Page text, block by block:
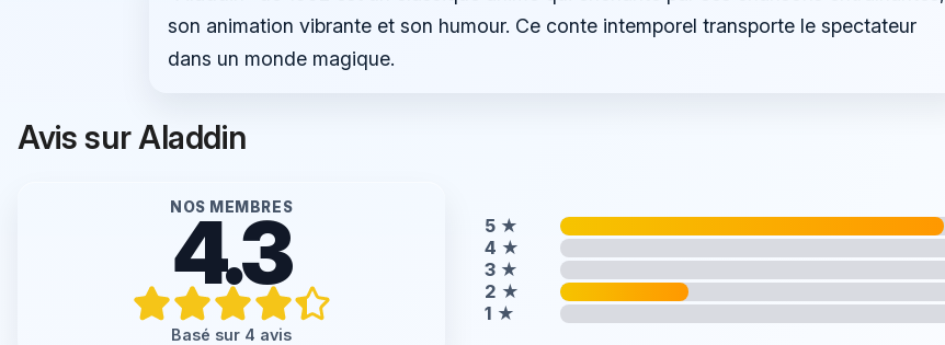
son animation vibrante et son humour. Ce conte intemporel transporte le spectateur
dans un monde magique.
Avis sur Aladdin
NOS MEMBRES
4.3
Basé sur 4 avis
5 ★
4 ★
3 ★
2 ★
1 ★